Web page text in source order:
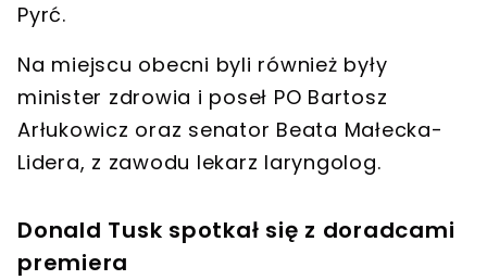
Pyrć.
Na miejscu obecni byli również były
minister zdrowia i poseł PO Bartosz
Arłukowicz oraz senator Beata Małecka-
Lidera, z zawodu lekarz laryngolog.
Donald Tusk spotkał się z doradcami
premiera